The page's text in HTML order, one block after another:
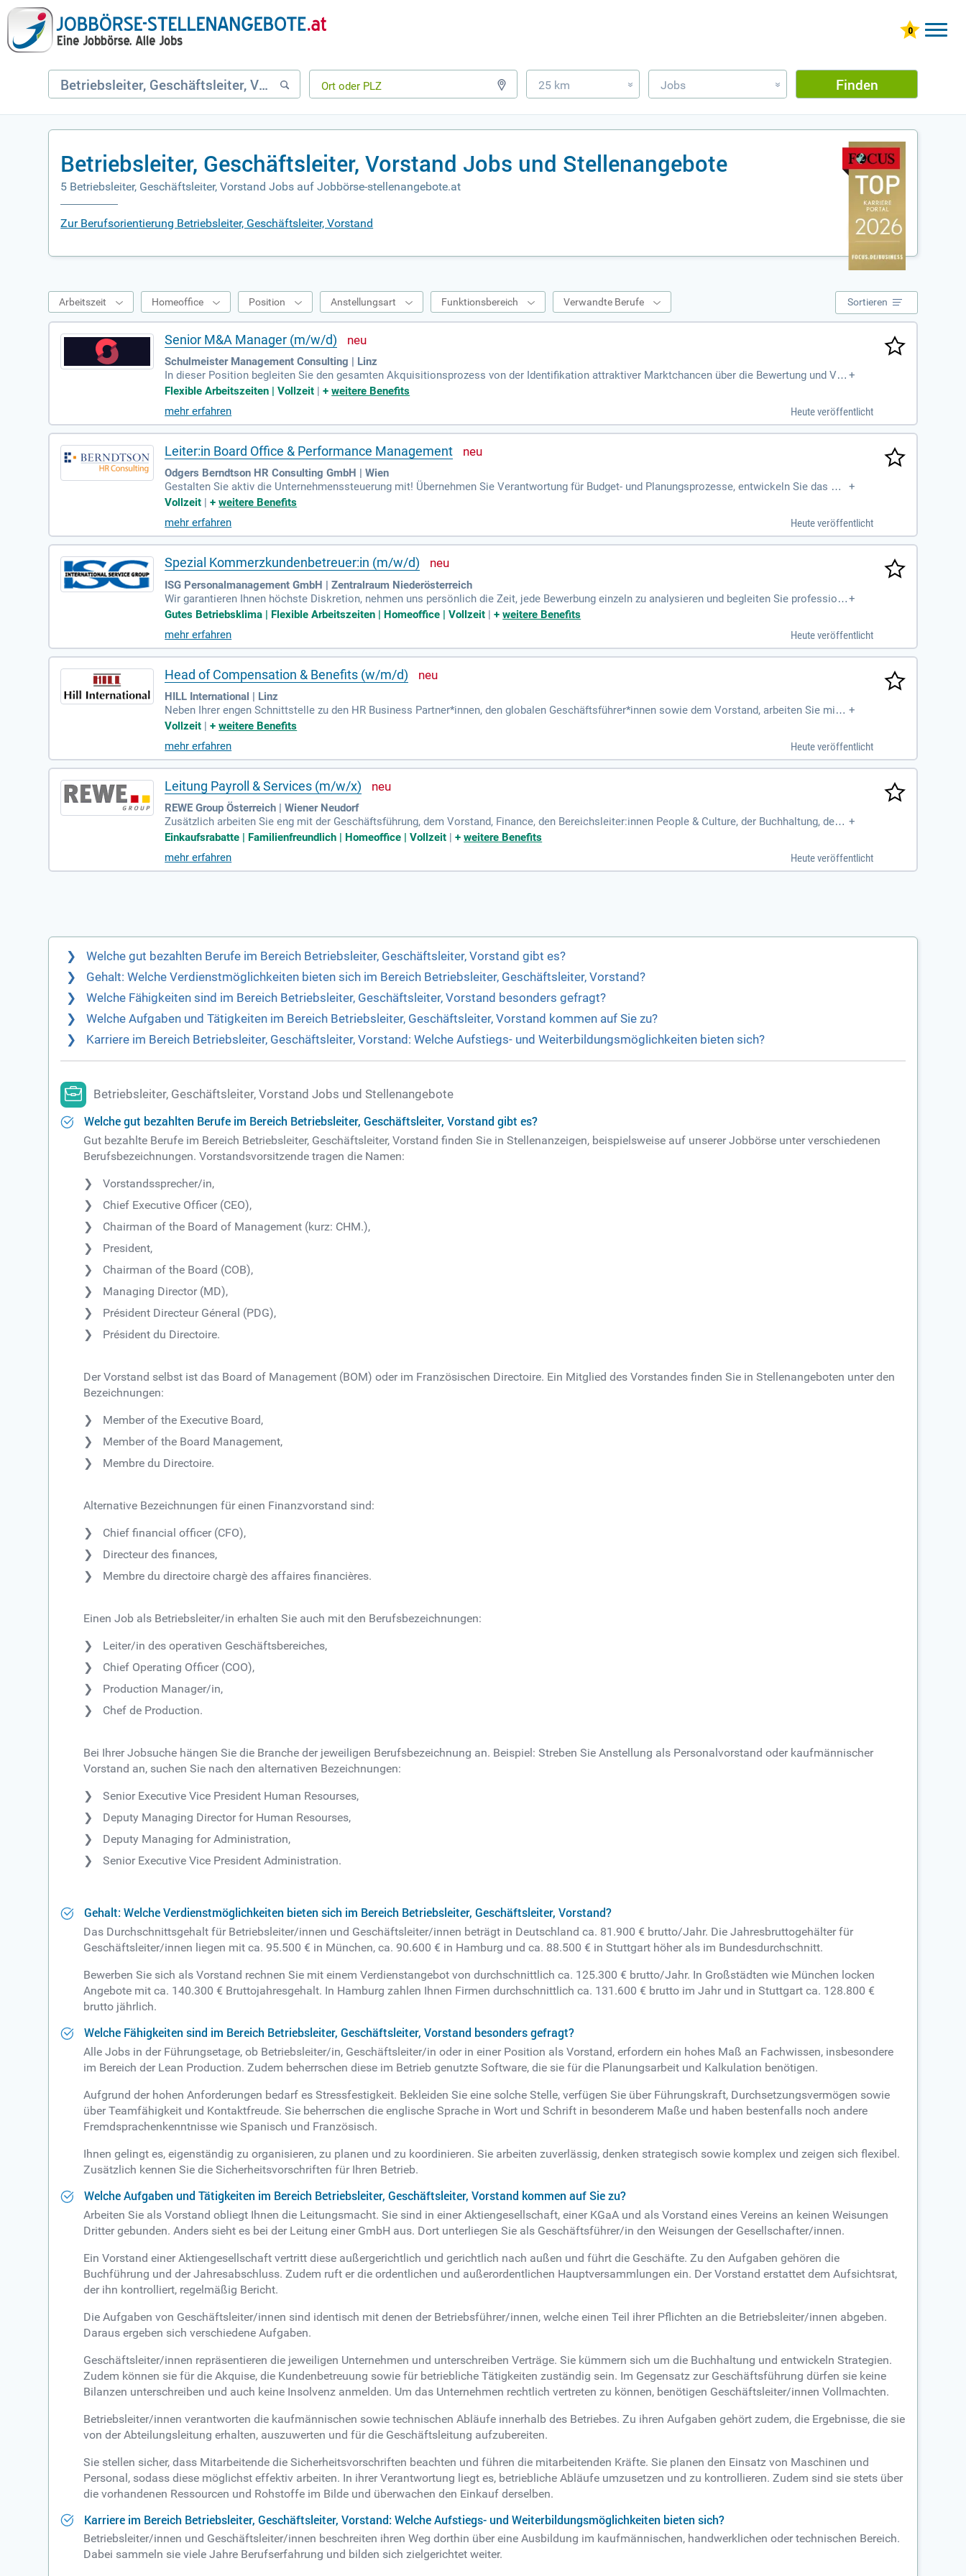
25 km » Jobs » Finden
Betriebsleiter, Geschäftsleiter, Vorstand Jobs und Stellenangebote
5 Betriebsleiter, Geschäftsleiter, Vorstand Jobs auf Jobbörse-stellenangebote.at
Zur Berufsorientierung Betriebsleiter, Geschäftsleiter, Vorstand
Arbeitszeit Homeoffice Position Anstellungsart Funktionsbereich Verwandte Berufe Sortieren
Senior M&A Manager (m/w/d)
Schulmeister Management Consulting | Linz
In dieser Position begleiten Sie den gesamten Akquisitionsprozess von der Identifikation attraktiver Marktchancen über die Bewertung und Ver
handlung bis hin zum erfolgreichen Abschluss.
+
Flexible Arbeitszeiten | Vollzeit |+weitere Benefits
mehr erfahren
Heute veröffentlicht
Leiter:in Board Office & Performance Management
Odgers Berndtson HR Consulting GmbH | Wien
Gestalten Sie aktiv die Unternehmenssteuerung mit! Übernehmen Sie Verantwortung für Budget- und Planungsprozesse, entwickeln Sie das Ma
nagement-Reporting weiter und leiten Sie transformative Projekte zur Optimierung von Governance und Compliance. Bewerben Sie sich jetzt!
+
Vollzeit |+weitere Benefits
mehr erfahren
Heute veröffentlicht
Spezial Kommerzkundenbetreuer:in (m/w/d)
ISG Personalmanagement GmbH | Zentralraum Niederösterreich
Wir garantieren Ihnen höchste Diskretion, nehmen uns persönlich die Zeit, jede Bewerbung einzeln zu analysieren und begleiten Sie profession
all durch den Bewerbungsprozess. Let's go!
+
Gutes Betriebsklima | Flexible Arbeitszeiten | Homeoffice | Vollzeit |+weitere Benefits
mehr erfahren
Heute veröffentlicht
Head of Compensation & Benefits (w/m/d)
HILL International | Linz
Neben Ihrer engen Schnittstelle zu den HR Business Partner*innen, den globalen Geschäftsführer*innen sowie dem Vorstand, arbeiten Sie mit e
xternen Rechts- und Steuerberat*innen international zusammen.
+
Vollzeit |+weitere Benefits
mehr erfahren
Heute veröffentlicht
Leitung Payroll & Services (m/w/x)
REWE Group Österreich | Wiener Neudorf
Zusätzlich arbeiten Sie eng mit der Geschäftsführung, dem Vorstand, Finance, den Bereichsleiter:innen People & Culture, der Buchhaltung, der I
T, dem Betriebsrat, Behörden, Interessenvertretungen sowie internen und externen Prüfstellen zusammen.
+
Einkaufsrabatte | Familienfreundlich | Homeoffice | Vollzeit |+weitere Benefits
mehr erfahren
Heute veröffentlicht
Welche gut bezahlten Berufe im Bereich Betriebsleiter, Geschäftsleiter, Vorstand gibt es?
Gehalt: Welche Verdienstmöglichkeiten bieten sich im Bereich Betriebsleiter, Geschäftsleiter, Vorstand?
Welche Fähigkeiten sind im Bereich Betriebsleiter, Geschäftsleiter, Vorstand besonders gefragt?
Welche Aufgaben und Tätigkeiten im Bereich Betriebsleiter, Geschäftsleiter, Vorstand kommen auf Sie zu?
Karriere im Bereich Betriebsleiter, Geschäftsleiter, Vorstand: Welche Aufstiegs- und Weiterbildungsmöglichkeiten bieten sich?
Betriebsleiter, Geschäftsleiter, Vorstand Jobs und Stellenangebote
Welche gut bezahlten Berufe im Bereich Betriebsleiter, Geschäftsleiter, Vorstand gibt es?
Gut bezahlte Berufe im Bereich Betriebsleiter, Geschäftsleiter, Vorstand finden Sie in Stellenanzeigen, beispielsweise auf unserer Jobbörse unter verschiedenen
Berufsbezeichnungen. Vorstandsvorsitzende tragen die Namen:
Vorstandssprecher/in,
Chief Executive Officer (CEO),
Chairman of the Board of Management (kurz: CHM.),
President,
Chairman of the Board (COB),
Managing Director (MD),
Président Directeur Géneral (PDG),
Président du Directoire.
Der Vorstand selbst ist das Board of Management (BOM) oder im Französischen Directoire. Ein Mitglied des Vorstandes finden Sie in Stellenangeboten unter den
Bezeichnungen:
Member of the Executive Board,
Member of the Board Management,
Membre du Directoire.
Alternative Bezeichnungen für einen Finanzvorstand sind:
Chief financial officer (CFO),
Directeur des finances,
Membre du directoire chargè des affaires financières.
Einen Job als Betriebsleiter/in erhalten Sie auch mit den Berufsbezeichnungen:
Leiter/in des operativen Geschäftsbereiches,
Chief Operating Officer (COO),
Production Manager/in,
Chef de Production.
Bei Ihrer Jobsuche hängen Sie die Branche der jeweiligen Berufsbezeichnung an. Beispiel: Streben Sie Anstellung als Personalvorstand oder kaufmännischer
Vorstand an, suchen Sie nach den alternativen Bezeichnungen:
Senior Executive Vice President Human Resourses,
Deputy Managing Director for Human Resourses,
Deputy Managing for Administration,
Senior Executive Vice President Administration.
Gehalt: Welche Verdienstmöglichkeiten bieten sich im Bereich Betriebsleiter, Geschäftsleiter, Vorstand?
Das Durchschnittsgehalt für Betriebsleiter/innen und Geschäftsleiter/innen beträgt in Deutschland ca. 81.900 € brutto/Jahr. Die Jahresbruttogehälter für
Geschäftsleiter/innen liegen mit ca. 95.500 € in München, ca. 90.600 € in Hamburg und ca. 88.500 € in Stuttgart höher als im Bundesdurchschnitt.
Bewerben Sie sich als Vorstand rechnen Sie mit einem Verdienstangebot von durchschnittlich ca. 125.300 € brutto/Jahr. In Großstädten wie München locken
Angebote mit ca. 140.300 € Bruttojahresgehalt. In Hamburg zahlen Ihnen Firmen durchschnittlich ca. 131.600 € brutto im Jahr und in Stuttgart ca. 128.800 €
brutto jährlich.
Welche Fähigkeiten sind im Bereich Betriebsleiter, Geschäftsleiter, Vorstand besonders gefragt?
Alle Jobs in der Führungsetage, ob Betriebsleiter/in, Geschäftsleiter/in oder in einer Position als Vorstand, erfordern ein hohes Maß an Fachwissen, insbesondere
im Bereich der Lean Production. Zudem beherrschen diese im Betrieb genutzte Software, die sie für die Planungsarbeit und Kalkulation benötigen.
Aufgrund der hohen Anforderungen bedarf es Stressfestigkeit. Bekleiden Sie eine solche Stelle, verfügen Sie über Führungskraft, Durchsetzungsvermögen sowie
über Teamfähigkeit und Kontaktfreude. Sie beherrschen die englische Sprache in Wort und Schrift in besonderem Maße und haben bestenfalls noch andere
Fremdsprachenkenntnisse wie Spanisch und Französisch.
Ihnen gelingt es, eigenständig zu organisieren, zu planen und zu koordinieren. Sie arbeiten zuverlässig, denken strategisch sowie komplex und zeigen sich flexibel.
Zusätzlich kennen Sie die Sicherheitsvorschriften für Ihren Betrieb.
Welche Aufgaben und Tätigkeiten im Bereich Betriebsleiter, Geschäftsleiter, Vorstand kommen auf Sie zu?
Arbeiten Sie als Vorstand obliegt Ihnen die Leitungsmacht. Sie sind in einer Aktiengesellschaft, einer KGaA und als Vorstand eines Vereins an keinen Weisungen
Dritter gebunden. Anders sieht es bei der Leitung einer GmbH aus. Dort unterliegen Sie als Geschäftsführer/in den Weisungen der Gesellschafter/innen.
Ein Vorstand einer Aktiengesellschaft vertritt diese außergerichtlich und gerichtlich nach außen und führt die Geschäfte. Zu den Aufgaben gehören die
Buchführung und der Jahresabschluss. Zudem ruft er die ordentlichen und außerordentlichen Hauptversammlungen ein. Der Vorstand erstattet dem Aufsichtsrat,
der ihn kontrolliert, regelmäßig Bericht.
Die Aufgaben von Geschäftsleiter/innen sind identisch mit denen der Betriebsführer/innen, welche einen Teil ihrer Pflichten an die Betriebsleiter/innen abgeben.
Daraus ergeben sich verschiedene Aufgaben.
Geschäftsleiter/innen repräsentieren die jeweiligen Unternehmen und unterschreiben Verträge. Sie kümmern sich um die Buchhaltung und entwickeln Strategien.
Zudem können sie für die Akquise, die Kundenbetreuung sowie für betriebliche Tätigkeiten zuständig sein. Im Gegensatz zur Geschäftsführung dürfen sie keine
Bilanzen unterschreiben und auch keine Insolvenz anmelden. Um das Unternehmen rechtlich vertreten zu können, benötigen Geschäftsleiter/innen Vollmachten.
Betriebsleiter/innen verantworten die kaufmännischen sowie technischen Abläufe innerhalb des Betriebes. Zu ihren Aufgaben gehört zudem, die Ergebnisse, die sie
von der Abteilungsleitung erhalten, auszuwerten und für die Geschäftsleitung aufzubereiten.
Sie stellen sicher, dass Mitarbeitende die Sicherheitsvorschriften beachten und führen die mitarbeitenden Kräfte. Sie planen den Einsatz von Maschinen und
Personal, sodass diese möglichst effektiv arbeiten. In ihrer Verantwortung liegt es, betriebliche Abläufe umzusetzen und zu kontrollieren. Zudem sind sie stets über
die vorhandenen Ressourcen und Rohstoffe im Bilde und überwachen den Einkauf derselben.
Karriere im Bereich Betriebsleiter, Geschäftsleiter, Vorstand: Welche Aufstiegs- und Weiterbildungsmöglichkeiten bieten sich?
Betriebsleiter/innen und Geschäftsleiter/innen beschreiten ihren Weg dorthin über eine Ausbildung im kaufmännischen, handwerklichen oder technischen Bereich.
Dabei sammeln sie viele Jahre Berufserfahrung und bilden sich zielgerichtet weiter.